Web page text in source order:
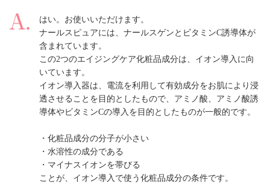
はい。お使いいただけます。
ナールスピュアには、ナールスゲンとビタミンC誘導体が
含まれています。
この2つのエイジングケア化粧品成分は、イオン導入に向
いています。
イオン導入器は、電流を利用して有効成分をお肌により浸
透させることを目的としたもので、アミノ酸、アミノ酸誘
導体やビタミンCの導入を目的としたものが一般的です。
・化粧品成分の分子が小さい
・水溶性の成分である
・マイナスイオンを帯びる
ことが、イオン導入で使う化粧品成分の条件です。